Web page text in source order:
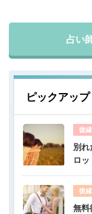
占い
ピックアップ
復
別れ
ロ
復
無料